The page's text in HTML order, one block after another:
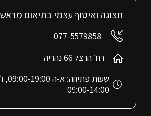
תצוגה ואיסוף עצמי בתיאום מראש
077-5579858
רח׳ הרצל 66 נהריה
שעות
09:00-14:00